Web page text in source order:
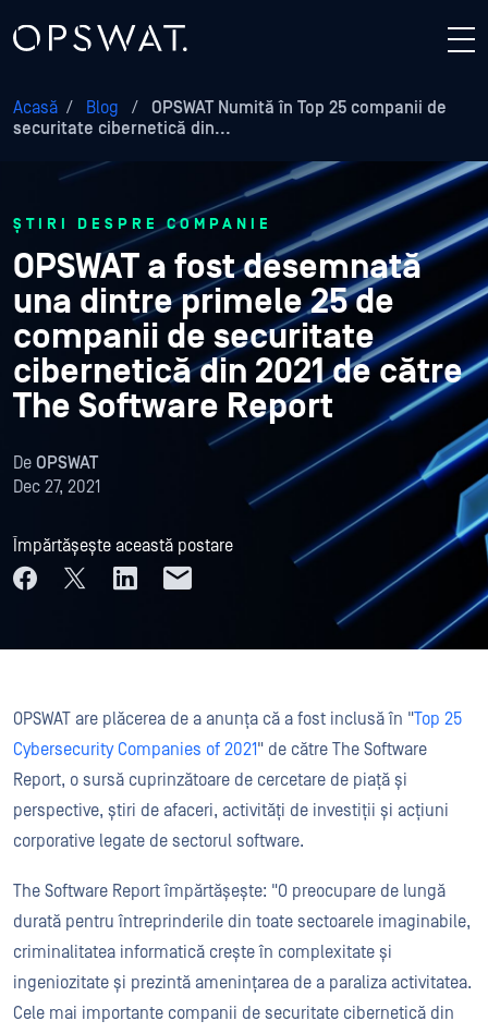
Acasă / Blog /
OPSWAT Numită în Top 25 companii de
securitate cibernetică din...
ȘTIRI DESPRE COMPANIE
OPSWAT a fost desemnată
una dintre primele 25 de
companii de securitate
cibernetică din 2021 de către
The Software Report
De OPSWAT
Dec 27, 2021
Împărtășește această postare
OPSWAT are plăcerea de a anunța că a fost inclusă în "Top 25
Cybersecurity Companies of 2021" de către The Software
Report, o sursă cuprinzătoare de cercetare de piață și
perspective, știri de afaceri, activități de investiții și acțiuni
corporative legate de sectorul software.
The Software Report împărtășește: "O preocupare de lungă
durată pentru întreprinderile din toate sectoarele imaginabile,
criminalitatea informatică crește în complexitate și
ingeniozitate și prezintă amenințarea de a paraliza activitatea.
Cele mai importante companii de securitate cibernetică din